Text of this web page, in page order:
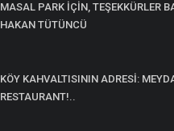
MASAL PARK İÇİN, TEŞEKKÜRLER
HAKAN TÜTÜNCÜ
KÖY KAHVALTISININ ADRESİ:
RESTAURANT!..